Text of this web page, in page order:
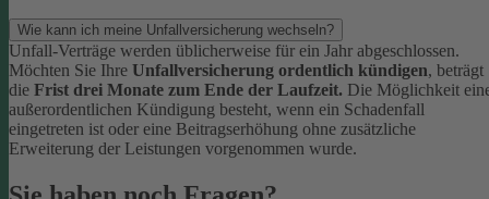
Wie kann ich meine Unfallversicherung wechseln?
Unfall-Verträge werden üblicherweise für ein Jahr abgeschlossen.
Möchten Sie Ihre Unfallversicherung ordentlich kündigen, beträgt
die Frist drei Monate zum Ende der Laufzeit. Die Möglichkeit
außerordentlichen Kündigung besteht, wenn ein Schadenfall
eingetreten ist oder eine Beitragserhöhung ohne zusätzliche
Erweiterung der Leistungen vorgenommen wurde.